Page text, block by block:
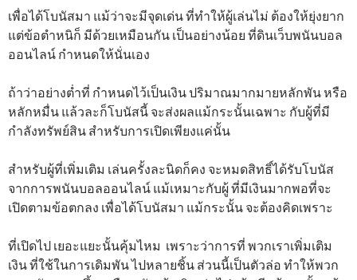
เพื่อได้โบนัสมา แม้ว่าจะมีจุดเด่น ที่ทำให้ผู้เล่นไม่ ต้องให้ยุ่งยาก
แต่ข้อตำหนิก็ มีด้วยเหมือนกัน เป็นอย่างน้อย ที่ดินเว็บพนันบอล
ออนไลน์ กำหนดให้นั่นเอง
ถ้าว่าอย่างต่ำที่ กำหนดไว้เป็นเงิน ปริมาณมากมายหลักพัน หรือ
หลักหมื่น แล้วละก็โบนัสนี้ จะส่งผลแม้กระนั้นเฉพาะ กับผู้ที่มี
กำลังทรัพย์สิน สำหรับการเปิดเพียงแค่นั้น
สำหรับผู้ที่เพิ่มเติม เล่นครั้งละนิดก็คง จะหมดสิทธิ์ได้รับโบนัส
จากการพนันบอลออนไลน์ แม้เหมาะกับผู้ ที่มีเงินมากพอที่จะ
เปิดตามข้อตกลง เพื่อได้โบนัสมา แม้กระนั้น จะต้องคิดเพราะ
ที่เปิดไป เยอะแยะนั้นคุ้มไหม เพราะว่าการที่ พวกเราเพิ่มเติม
เงิน ที่ใช้ในการเดิมพัน ไปหลายชิ้น ส่วนนี้เป็นตัวล่อ ทำให้พวก